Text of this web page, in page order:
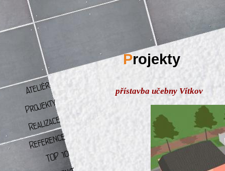
Projekty
přístavba učebny Vítkov